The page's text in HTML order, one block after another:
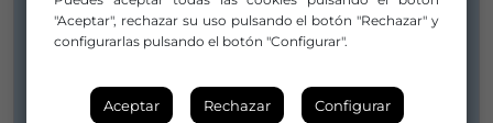
peso producciones
+34680251284
"Aceptar", rechazar su uso pulsando el botón "Rechazar" y
configurarlas pulsando el botón "Configurar".
Aceptar Rechazar Configurar